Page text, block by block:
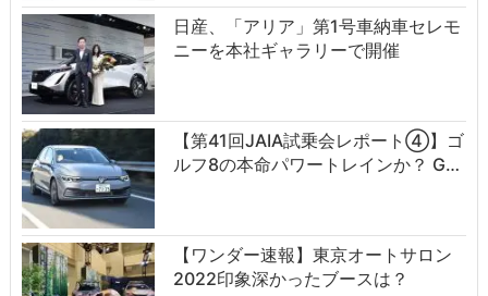
日産、「アリア」第1号車納車セレモ
ニーを本社ギャラリーで開催
【第41回JAIA試乗会レポート④】ゴ
ルフ8の本命パワートレインか？ G…
【ワンダー速報】東京オートサロン
2022印象深かったブースは？